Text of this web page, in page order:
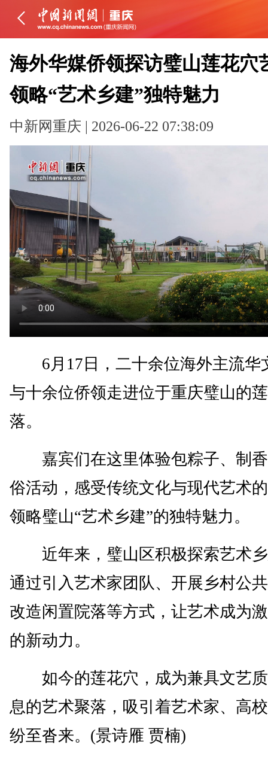
海外华媒侨领探访璧山莲花穴
领略“艺术乡建”独特魅力
中新网重庆 | 2026-06-22 07:38:09
6月17日，二十余位海外主流华
与十余位侨领走进位于重庆璧山的
落。
嘉宾们在这里体验包粽子、制香
俗活动，感受传统文化与现代艺术
领略璧山“艺术乡建”的独特魅力。
近年来，璧山区积极探索艺术乡
通过引入艺术家团队、开展乡村公
改造闲置院落等方式，让艺术成为
的新动力。
如今的莲花穴，成为兼具文艺质
息的艺术聚落，吸引着艺术家、高
纷至沓来。(景诗雁 贾楠)